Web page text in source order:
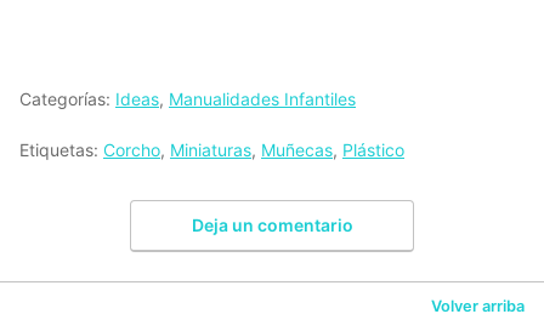
Categorías: Ideas, Manualidades Infantiles
Etiquetas: Corcho, Miniaturas, Muñecas, Plástico
Deja un comentario
Volver arriba